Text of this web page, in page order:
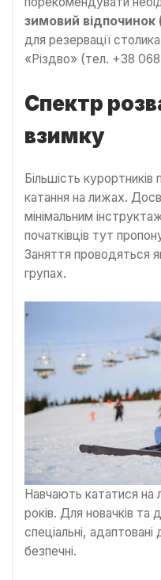
зимовий
для резервації
«Різдво» (тел. +38
Спектр
взимку
Більшість
катання на лижах.
мінімальним
початківців тут
Заняття проводяться
групах.
Навчають кататися на
років. Для новачків та
спеціальні,
безпечні.